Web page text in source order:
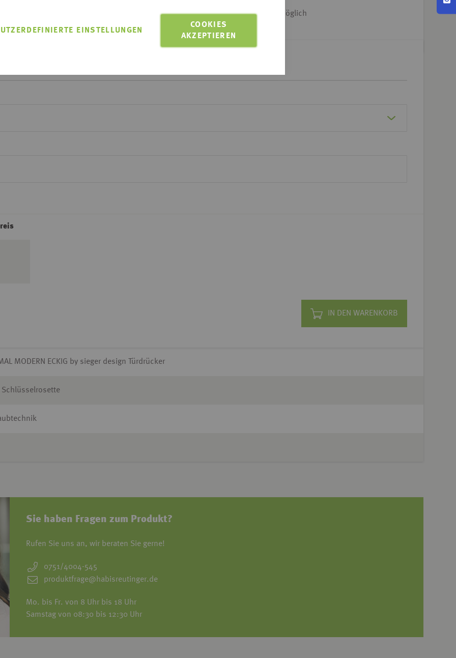
COOKIES
AKZEPTIEREN
EINSTELLUNGEN
Sie haben Fragen zum Produkt?
Rufen Sie uns an, wir beraten Sie gerne!
0751/4004-545
produktfrage@habisreutinger.de
Mo. bis Fr. von 8 Uhr bis 18 Uhr
Samstag von 08:30 bis 12:30 Uhr
Lieferung innerhalb Habis-Gebiet & Dtl.-weit möglich
Click & Collect möglich
EINEM KLICK
IN DEN WARENKORB
MODERN ECKIG by sieger design Türdrücker
Schlüsselrosette